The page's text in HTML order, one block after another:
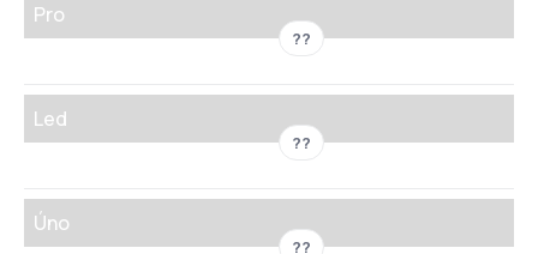
Pro
??
Led
??
Úno
??